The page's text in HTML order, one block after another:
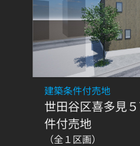
建築条件付売地
世田谷区喜多見
件付売地
（全１区画）